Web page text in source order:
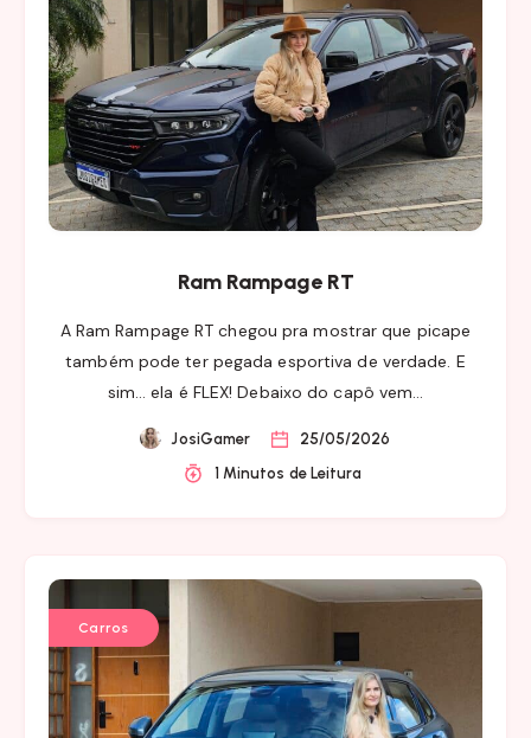
Ram Rampage RT
A Ram Rampage RT chegou pra mostrar que picape
também pode ter pegada esportiva de verdade. E
sim… ela é FLEX! Debaixo do capô vem…
JosiGamer
25/05/2026
1 Minutos de Leitura
Carros